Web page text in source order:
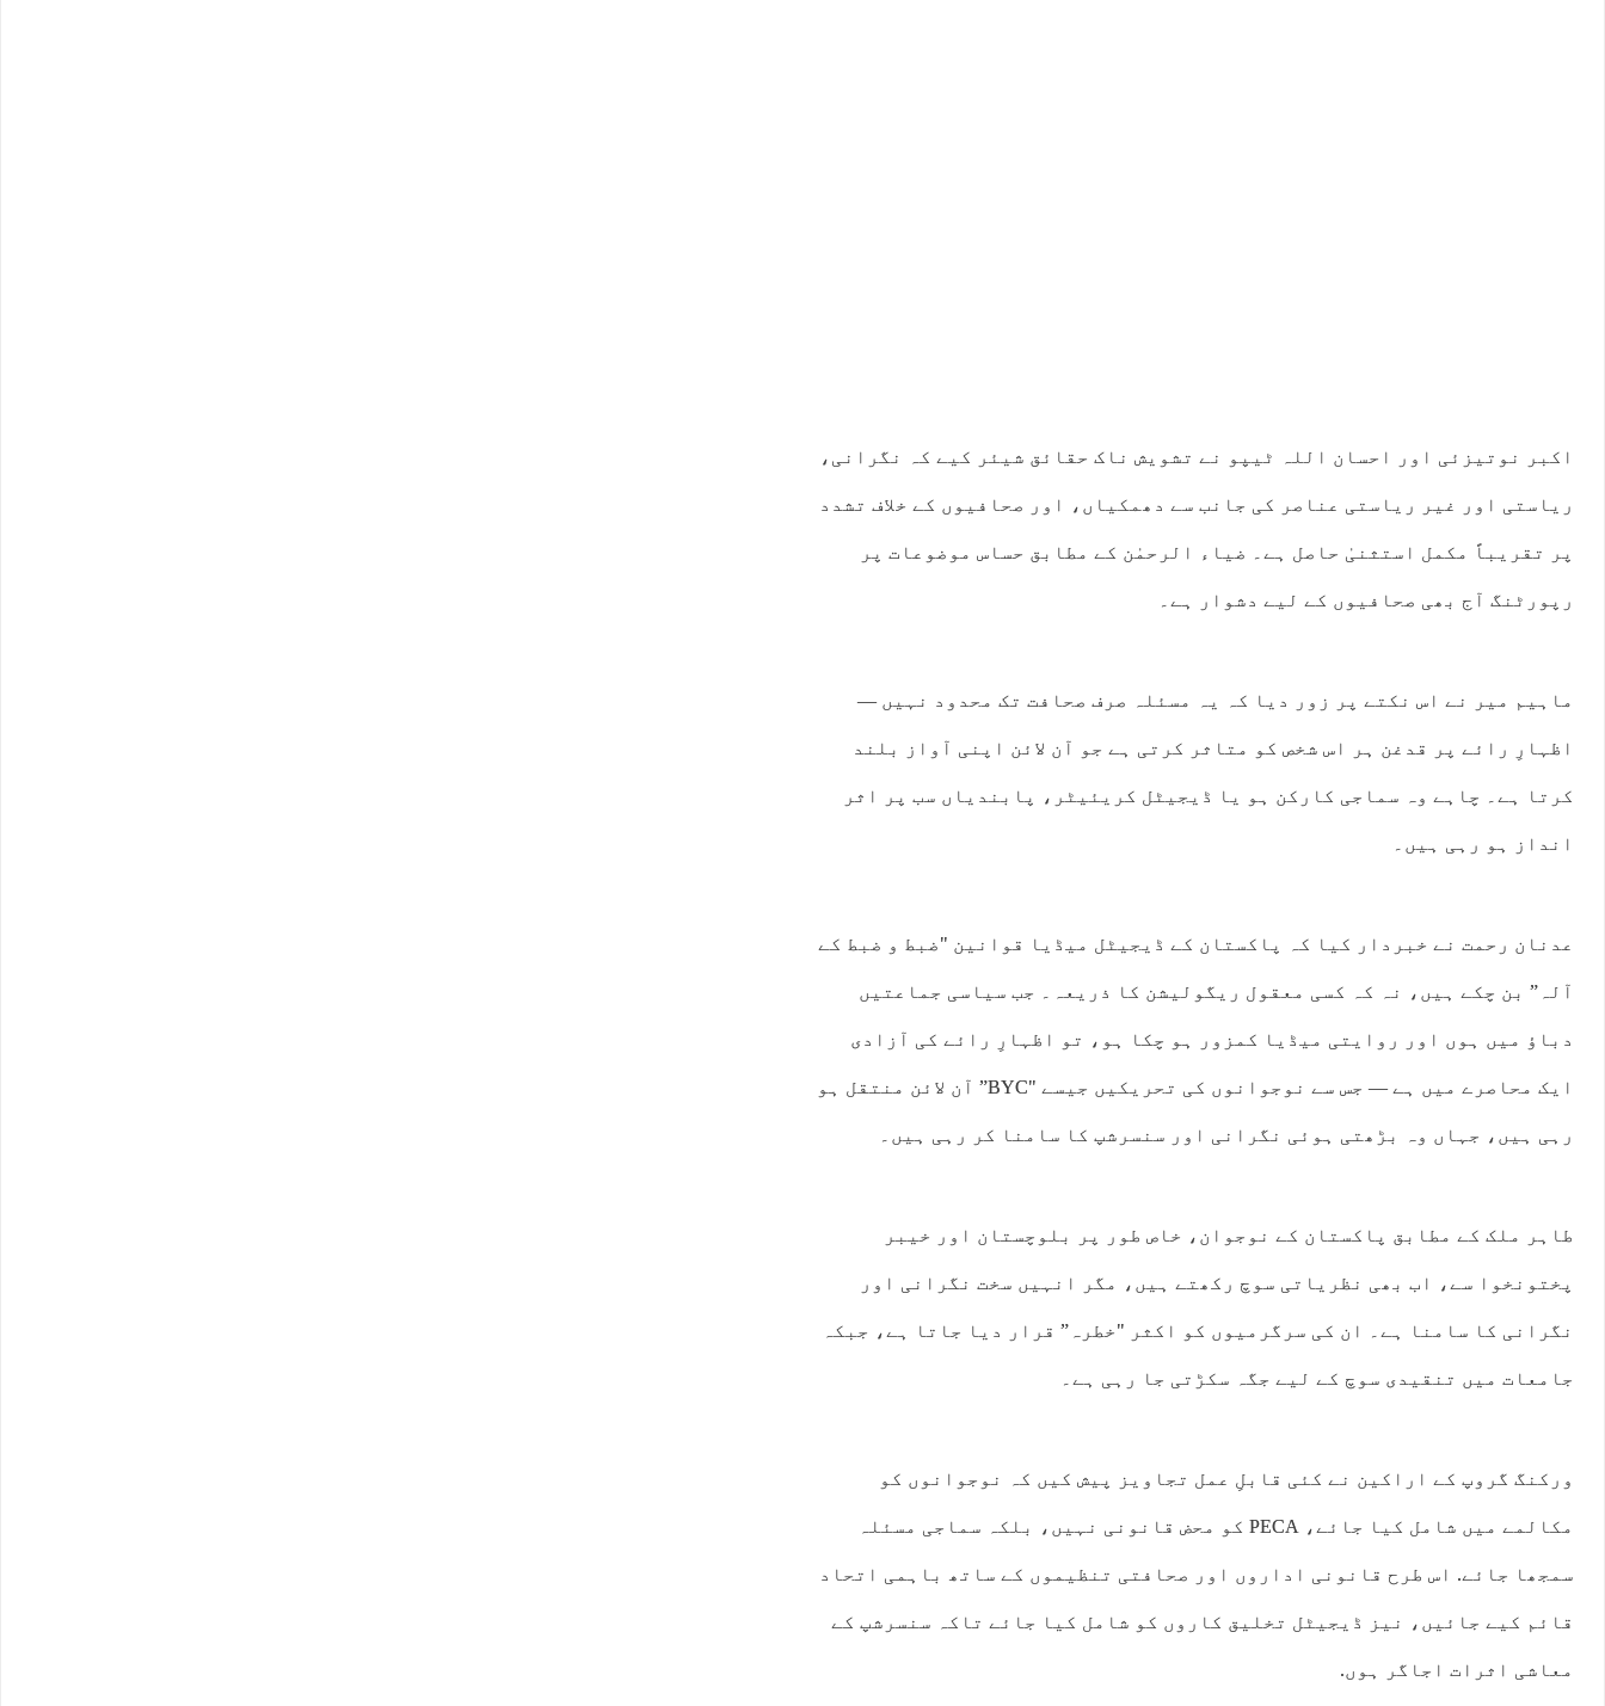
اکبر نوتیزئی اور احسان اللہ ٹیپو نے تشویش ناک حقائق شیئر کیے کہ نگرانی،
ریاستی اور غیر ریاستی عناصر کی جانب سے دھمکیاں، اور صحافیوں کے خلاف تشدد
پر تقریباً مکمل استثنیٰ حاصل ہے۔ ضیاء الرحمٰن کے مطابق حساس موضوعات پر
رپورٹنگ آج بھی صحافیوں کے لیے دشوار ہے۔
ماہیم میر نے اس نکتے پر زور دیا کہ یہ مسئلہ صرف صحافت تک محدود نہیں —
اظہارِ رائے پر قدغن ہر اس شخص کو متاثر کرتی ہے جو آن لائن اپنی آواز بلند
کرتا ہے۔ چاہے وہ سماجی کارکن ہو یا ڈیجیٹل کریئیٹر، پابندیاں سب پر اثر
انداز ہو رہی ہیں۔
عدنان رحمت نے خبردار کیا کہ پاکستان کے ڈیجیٹل میڈیا قوانین "ضبط و ضبط کے
آلہ” بن چکے ہیں، نہ کہ کسی معقول ریگولیشن کا ذریعہ۔ جب سیاسی جماعتیں
دباؤ میں ہوں اور روایتی میڈیا کمزور ہو چکا ہو، تو اظہارِ رائے کی آزادی
ایک محاصرے میں ہے — جس سے نوجوانوں کی تحریکیں جیسے "BYC” آن لائن منتقل ہو
رہی ہیں، جہاں وہ بڑھتی ہوئی نگرانی اور سنسرشپ کا سامنا کر رہی ہیں۔
طاہر ملک کے مطابق پاکستان کے نوجوان، خاص طور پر بلوچستان اور خیبر
پختونخوا سے، اب بھی نظریاتی سوچ رکھتے ہیں، مگر انہیں سخت نگرانی اور
نگرانی کا سامنا ہے۔ ان کی سرگرمیوں کو اکثر "خطرہ” قرار دیا جاتا ہے، جبکہ
جامعات میں تنقیدی سوچ کے لیے جگہ سکڑتی جا رہی ہے۔
ورکنگ گروپ کے اراکین نے کئی قابلِ عمل تجاویز پیش کیں کہ نوجوانوں کو
مکالمے میں شامل کیا جائے، PECA کو محض قانونی نہیں، بلکہ سماجی مسئلہ
سمجھا جائے. اس طرح‌ قانونی اداروں اور صحافتی تنظیموں کے ساتھ باہمی اتحاد
قائم کیے جائیں، نیز ڈیجیٹل تخلیق کاروں کو شامل کیا جائے تاکہ سنسرشپ کے
معاشی اثرات اجاگر ہوں.